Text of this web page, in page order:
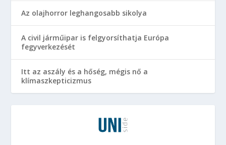
Az olajhorror leghangosabb sikolya
A civil járműipar is felgyorsíthatja Európa
fegyverkezését
Itt az aszály és a hőség, mégis nő a
klímaszkepticizmus